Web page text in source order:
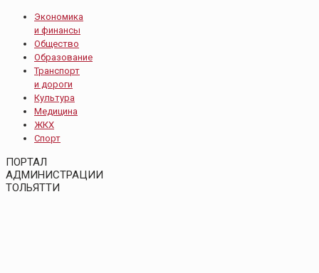
Экономика
и финансы
Общество
Образование
Транспорт
и дороги
Культура
Медицина
ЖКХ
Спорт
ПОРТАЛ
АДМИНИСТРАЦИИ
ТОЛЬЯТТИ